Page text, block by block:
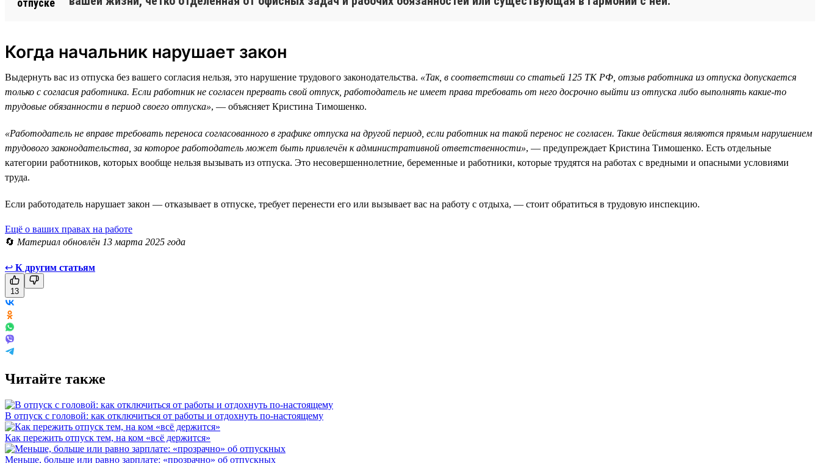
Когда начальник нарушает закон
Выдернуть вас из отпуска без вашего согласия нельзя, это нарушение трудового законодательства. «Так, в соответствии со статьей 125 ТК РФ, отзыв работника из отпуска допускается
только с согласия работника. Если работник не согласен прервать свой отпуск, работодатель не имеет права требовать от него досрочно выйти из отпуска либо выполнять какие-то
трудовые обязанности в период своего отпуска», — объясняет Кристина Тимошенко.
«Работодатель не вправе требовать переноса согласованного в графике отпуска на другой период, если работник на такой перенос не согласен. Такие действия являются прямым нарушением
трудового законодательства, за которое работодатель может быть привлечён к административной ответственности», — предупреждает Кристина Тимошенко. Есть отдельные
категории работников, которых вообще нельзя вызывать из отпуска. Это несовершеннолетние, беременные и работники, которые трудятся на работах с вредными и опасными условиями
труда.
Если работодатель нарушает закон — отказывает в отпуске, требует перенести его или вызывает вас на работу с отдыха, — стоит обратиться в трудовую инспекцию.
Ещё о ваших правах на работе
🔄 Материал обновлён 13 марта 2025 года
↩ К другим статьям
13
Читайте также
В отпуск с головой: как отключиться от работы и отдохнуть по-настоящему
Как пережить отпуск тем, на ком «всё держится»
Меньше, больше или равно зарплате: «прозрачно» об отпускных